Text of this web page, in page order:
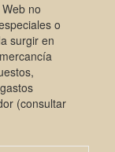
no
o
surgir en
(consultar